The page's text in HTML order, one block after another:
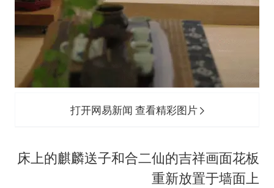
打开网易新闻 查看精彩图片
床上的麒麟送子和合二仙的吉祥画面花板
重新放置于墙面上